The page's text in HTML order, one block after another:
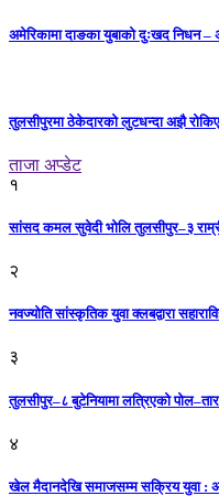
अमेरिकामा दाङका युबाको दुःखद निधन –
तुलसीपुरमा ठेकेदारको लुटधन्दा अझै
ताजा अप्डेट
१
सांसद कमल सुवेदी भोलि तुलसीपुर–३
२
नवज्योति सांस्कृतिक युवा क्लबद्वारा
३
तुलसीपुर–८ बुटेनियामा लत्रिएको
४
खेल मैदानदेखि समाजसम्म सक्रिय युवा :